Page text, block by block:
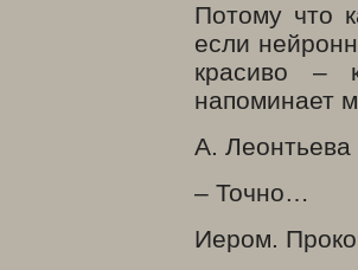
Потому что
если
красиво –
напоминает
А. Леонтьева
– Точно…
Иером.